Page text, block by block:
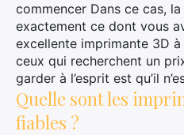
commencer Dans ce cas,
exactement ce dont vous
excellente imprimante 3D
ceux qui recherchent un
garder à l’esprit est qu’il
Quelle sont les
fiables ?